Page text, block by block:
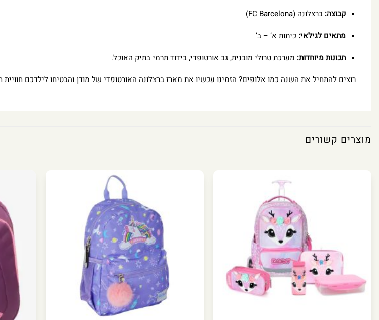
קבוצה: ברצלונה (FC Barcelona)
מתאים לגילאי: כיתות א’ – ב’
תכונות מיוחדות: מערכת טרולי מובנית, גב אורטופדי, בידוד תרמי בתיק האוכל.
רוצים להתחיל את השנה כמו אלופים? הזמינו עכשיו את מארז ברצלונה האורטופדי של מודן והבטיחו לילדכם חוויית
מוצרים קשורים